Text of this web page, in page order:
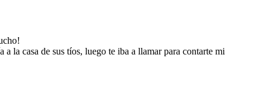
la casa de sus tíos, luego te iba a llamar para contarte mi